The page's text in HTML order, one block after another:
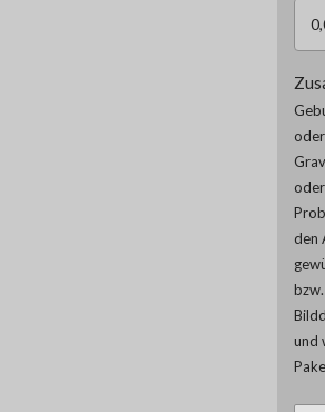
den
und